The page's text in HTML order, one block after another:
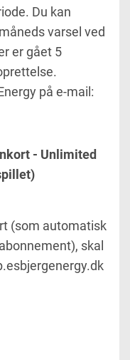
Du kan
varsel ved
er gået 5
på e-mail:
- Unlimited
(som automatisk
skal